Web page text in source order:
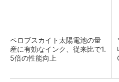
ペロブスカイト太陽電池の量
産に有効なインク、従来比で1.
5倍の性能向上